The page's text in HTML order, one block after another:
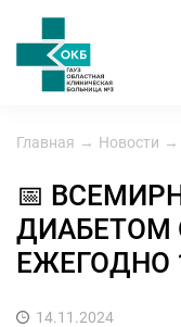
Главная → Новости →
📅
ДИАБЕТОМ
ЕЖЕГОДНО
14.11.2024